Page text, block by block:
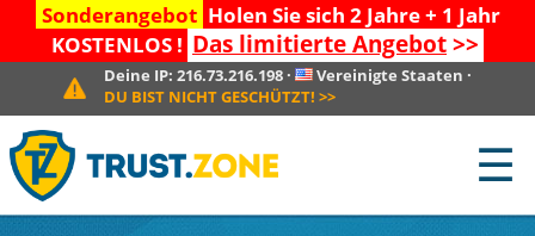
Sonderangebot Holen Sie sich 2 Jahre + 1 Jahr
KOSTENLOS ! Das limitierte Angebot>>
Deine IP: 216.73.216.198· Vereinigte Staaten ·
DU BIST NICHT GESCHÜTZT! >>
☰